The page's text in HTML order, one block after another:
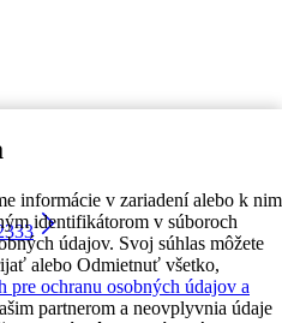
informácie v zariadení alebo k nim
identifikátorom v súboroch
údajov. Svoj súhlas môžete
alebo Odmietnuť všetko,
pre ochranu osobných údajov a
partnerom a neovplyvnia údaje